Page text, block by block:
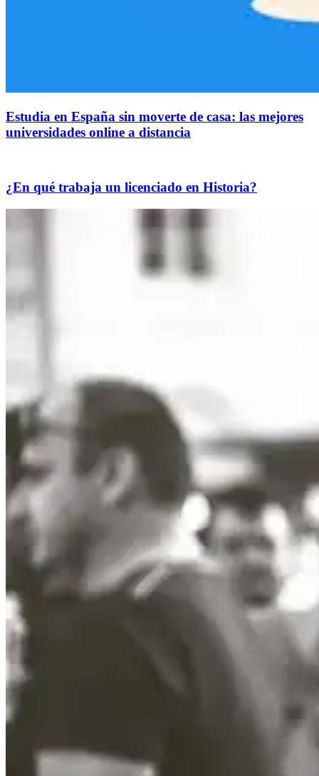
Estudia en España sin moverte de casa: las mejores
universidades online a distancia
¿En qué trabaja un licenciado en Historia?